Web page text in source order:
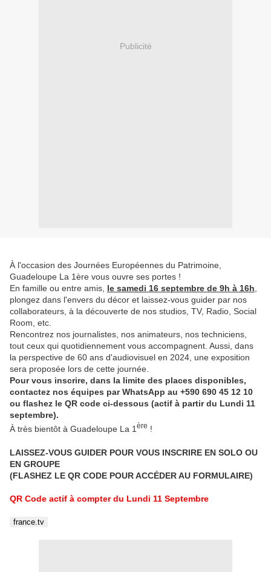
Publicité
À l'occasion des Journées Européennes du Patrimoine,
Guadeloupe La 1ère vous ouvre ses portes !
En famille ou entre amis, le samedi 16 septembre de 9h à 16h
plongez dans l'envers du décor et laissez-vous guider par nos
collaborateurs, à la découverte de nos studios, TV, Radio, Social
Room, etc.
Rencontrez nos journalistes, nos animateurs, nos techniciens,
tout ceux qui quotidiennement vous accompagnent. Aussi, dans
la perspective de 60 ans d'audiovisuel en 2024, une exposition
sera proposée lors de cette journée.
Pour vous inscrire, dans la limite des places disponibles,
contactez nos équipes par WhatsApp au +590 690 45 12 10
ou flashez le QR code ci-dessous (actif à partir du Lundi 11
septembre).
À très bientôt à Guadeloupe La 1 ère !
LAISSEZ-VOUS GUIDER POUR VOUS INSCRIRE EN SOLO OU
EN GROUPE
(FLASHEZ LE QR CODE POUR ACCÉDER AU FORMULAIRE)
QR Code actif à compter du Lundi 11 Septembre
france.tv